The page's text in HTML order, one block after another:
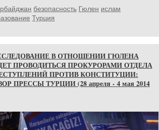
безопасность Гюлен ислам
Турция
В ОТНОШЕНИИ ГЮЛЕНА
ПРОВОДИТЬСЯ ПРОКУРОРАМИ ОТДЕЛА
ПРОТИВ КОНСТИТУЦИИ:
ПРЕССЫ ТУРЦИИ (28 апреля - 4 мая 2014